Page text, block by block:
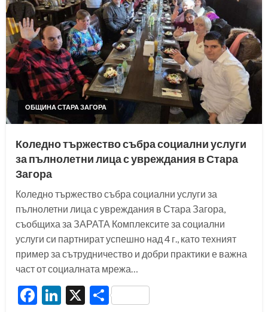
ОБЩИНА СТАРА ЗАГОРА
Коледно тържество събра социални услуги
за пълнолетни лица с увреждания в Стара
Загора
Коледно тържество събра социални услуги за
пълнолетни лица с увреждания в Стара Загора,
съобщиха за ЗАРАТА Комплексите за социални
услуги си партнират успешно над 4 г., като техният
пример за сътрудничество и добри практики е важна
част от социалната мрежа…
Facebook
LinkedIn
X Share